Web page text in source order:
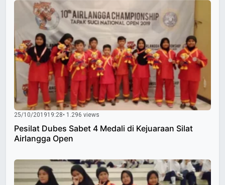
25/10/201919:28• 1.296 views
Pesilat Dubes Sabet 4 Medali di Kejuaraan Silat
Airlangga Open